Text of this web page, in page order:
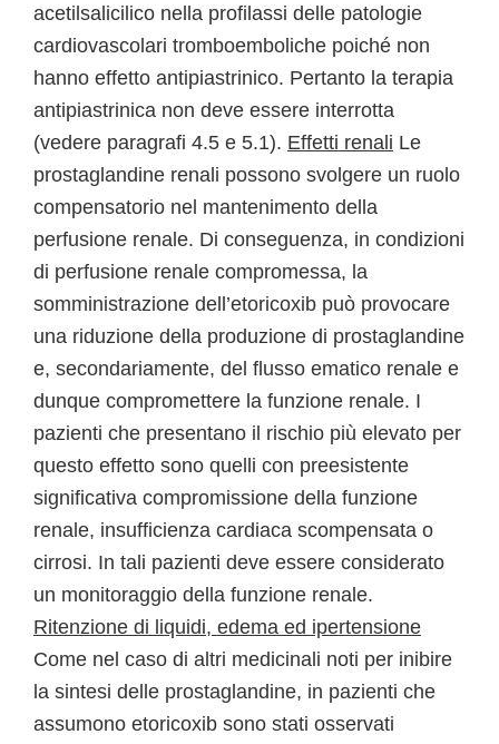
acetilsalicilico nella profilassi delle patologie
cardiovascolari tromboemboliche poiché non
hanno effetto antipiastrinico. Pertanto la terapia
antipiastrinica non deve essere interrotta
(vedere paragrafi 4.5 e 5.1). Effetti renali Le
prostaglandine renali possono svolgere un ruolo
compensatorio nel mantenimento della
perfusione renale. Di conseguenza, in condizioni
di perfusione renale compromessa, la
somministrazione dell’etoricoxib può provocare
una riduzione della produzione di prostaglandine
e, secondariamente, del flusso ematico renale e
dunque compromettere la funzione renale. I
pazienti che presentano il rischio più elevato per
questo effetto sono quelli con preesistente
significativa compromissione della funzione
renale, insufficienza cardiaca scompensata o
cirrosi. In tali pazienti deve essere considerato
un monitoraggio della funzione renale.
Ritenzione di liquidi, edema ed ipertensione
Come nel caso di altri medicinali noti per inibire
la sintesi delle prostaglandine, in pazienti che
assumono etoricoxib sono stati osservati